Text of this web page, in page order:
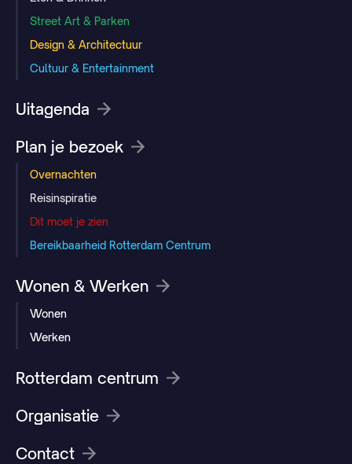
Street Art & Parken
Design & Architectuur
Cultuur & Entertainment
Uitagenda
Plan je bezoek
Overnachten
Reisinspiratie
Dit moet je zien
Bereikbaarheid Rotterdam Centrum
Wonen & Werken
Wonen
Werken
Rotterdam centrum
Organisatie
Contact